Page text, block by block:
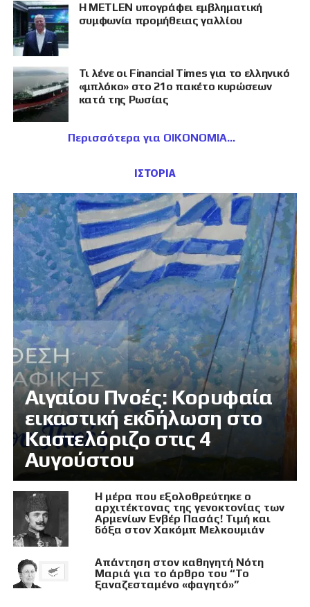
Η METLEN υπογράφει εμβληματική
συμφωνία προμήθειας γαλλίου
Τι λένε οι Financial Times για το ελληνικό
«μπλόκο» στο 21ο πακέτο κυρώσεων
κατά της Ρωσίας
Περισσότερα για ΟΙΚΟΝΟΜΙΑ
ΙΣΤΟΡΙΑ
Αιγαίου Πνοές: Κορυφαία
εικαστική εκδήλωση στο
Καστελόριζο στις 4
Αυγούστου
Η μέρα που εξολοθρεύτηκε ο
αρχιτέκτονας της γενοκτονίας των
Αρμενίων Ενβέρ Πασάς! Τιμή και
δόξα στον Χακόμπ Μελκουμιάν
Απάντηση στον καθηγητή Νότη
Μαριά για το άρθρο του “Το
ξαναζεσταμένο «φαγητό»”